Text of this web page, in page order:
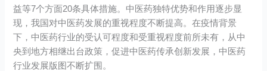
益等7个方面20条具体措施。中医药独特优势和作用逐步显
现，我国对中医药发展的重视程度不断提高。在疫情背景
下，中医药行业的受认可程度和受重视程度前所未有，从中
央到地方相继出台政策，促进中医药传承创新发展，中医药
行业发展版图不断扩围。